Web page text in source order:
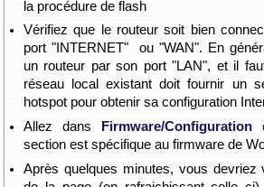
la procédure de flash
Vérifiez que le routeur soit bien
port "INTERNET" ou "WAN". En
un routeur par son port "LAN", et il
réseau local existant doit fournir un
hotspot pour obtenir sa configuration
Allez dans
Firmware/
section est spécifique au firmware de
Après quelques minutes, vous devriez